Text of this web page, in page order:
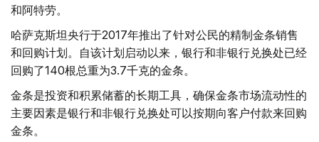
和阿特劳。
哈萨克斯坦央行于2017年推出了针对公民的精制金条销售
和回购计划。自该计划启动以来，银行和非银行兑换处已经
回购了140根总重为3.7千克的金条。
金条是投资和积累储蓄的长期工具，确保金条市场流动性的
主要因素是银行和非银行兑换处可以按期向客户付款来回购
金条。